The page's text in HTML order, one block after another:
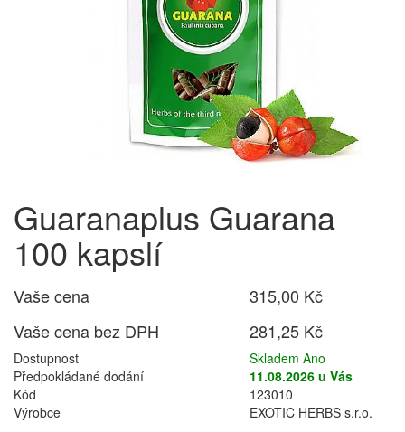
Guaranaplus Guarana
100 kapslí
Vaše cena
315,00 Kč
Vaše cena bez DPH
281,25 Kč
Dostupnost
Skladem Ano
Předpokládané dodání
11.08.2026 u Vás
Kód
123010
Výrobce
EXOTIC HERBS s.r.o.